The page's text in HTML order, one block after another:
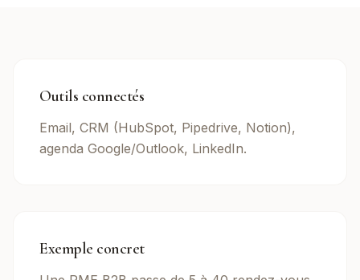
Outils connectés
Email, CRM (HubSpot, Pipedrive, Notion),
agenda Google/Outlook, LinkedIn.
Exemple concret